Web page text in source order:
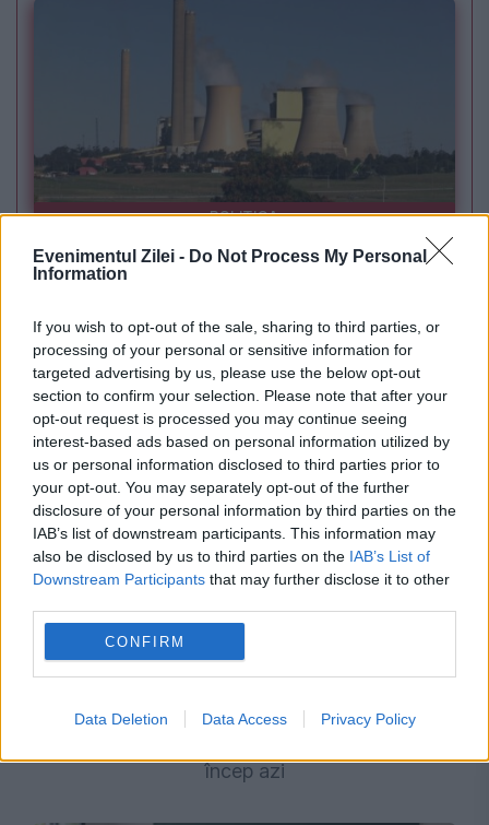
Evenimentul Zilei - Do Not Process My Personal
Information
If you wish to opt-out of the sale, sharing to third parties, or
processing of your personal or sensitive information for
targeted advertising by us, please use the below opt-out
section to confirm your selection. Please note that after your
opt-out request is processed you may continue seeing
interest-based ads based on personal information utilized by
us or personal information disclosed to third parties prior to
your opt-out. You may separately opt-out of the further
disclosure of your personal information by third parties on the
IAB’s list of downstream participants. This information may
also be disclosed by us to third parties on the IAB’s List of
Downstream Participants that may further disclose it to other
CONFIRM
Data Deletion Data Access Privacy Policy
POLITICA
PSD cere activarea mecanismului european
menținerea centralelor pe cărbune. Critici la
adresa lui Bolojan
toamnă a examenului de Bacalaureat. Probele
încep azi